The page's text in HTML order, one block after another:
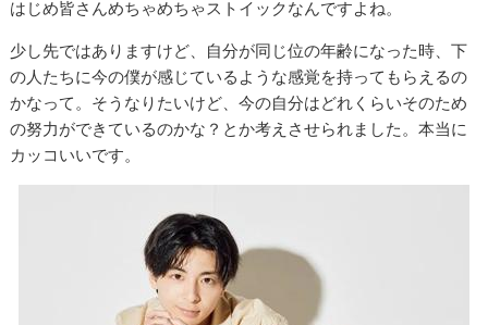
はじめ皆さんめちゃめちゃストイックなんですよね。
少し先ではありますけど、自分が同じ位の年齢になった時、下
の人たちに今の僕が感じているような感覚を持ってもらえるの
かなって。そうなりたいけど、今の自分はどれくらいそのため
の努力ができているのかな？とか考えさせられました。本当に
カッコいいです。